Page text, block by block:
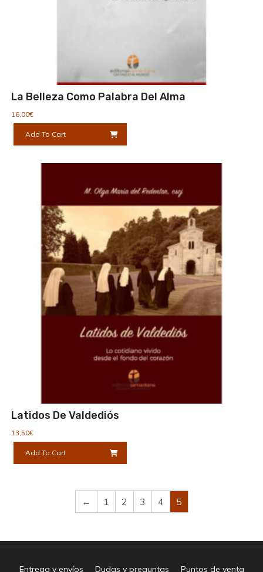
La Belleza Como Palabra Del Alma
16,00€
Add To Cart
Latidos De Valdediós
13,50€
Add To Cart
← 1 2 3 4 5
Entrega y envíos Dudas y preguntas Puntos de venta